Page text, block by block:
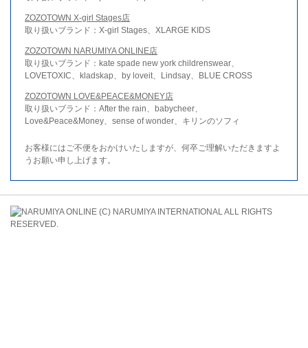
ZOZOTOWN X-girl Stages店
取り扱いブランド：X-girl Stages、XLARGE KIDS
ZOZOTOWN NARUMIYA ONLINE店
取り扱いブランド：kate spade new york childrenswear、
LOVETOXIC、kladskap、by loveit、Lindsay、BLUE CROSS
ZOZOTOWN LOVE&PEACE&MONEY店
取り扱いブランド：After the rain、babycheer、
Love&Peace&Money、sense of wonder、キリンのソフィ
お客様にはご不便をおかけいたしますが、何卒ご理解いただきますよ
うお願い申し上げます。